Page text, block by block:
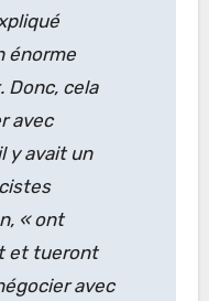
énorme
Donc, cela
avec
y avait un
« ont
et tueront
avec